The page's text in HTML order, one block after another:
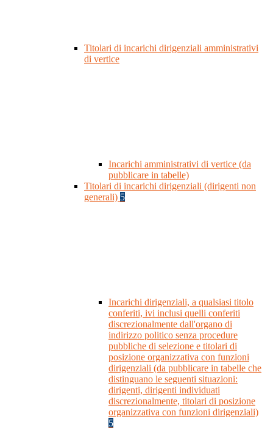
Titolari di incarichi dirigenziali amministrativi
di vertice
Incarichi amministrativi di vertice (da
pubblicare in tabelle)
Titolari di incarichi dirigenziali (dirigenti non
generali) 5
Incarichi dirigenziali, a qualsiasi titolo
conferiti, ivi inclusi quelli conferiti
discrezionalmente dall'organo di
indirizzo politico senza procedure
pubbliche di selezione e titolari di
posizione organizzativa con funzioni
dirigenziali (da pubblicare in tabelle che
distinguano le seguenti situazioni:
dirigenti, dirigenti individuati
discrezionalmente, titolari di posizione
organizzativa con funzioni dirigenziali)
5